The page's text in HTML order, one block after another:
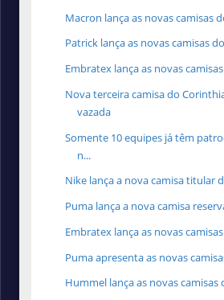
Macron lança as novas camisas
Patrick lança as novas camisas
Embratex lança as novas
Nova terceira camisa do
vazada
Somente 10 equipes já têm
n...
Nike lança a nova camisa titular
Puma lança a nova camisa
Embratex lança as novas
Puma apresenta as novas
Hummel lança as novas camisas